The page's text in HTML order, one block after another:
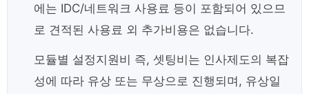
에는 IDC/네트워크 사용료 등이 포함되어 있으므
로 견적된 사용료 외 추가비용은 없습니다.
모듈별 설정지원비 즉, 셋팅비는 인사제도의 복잡
성에 따라 유상 또는 무상으로 진행되며, 유상일